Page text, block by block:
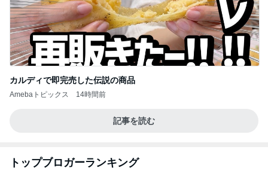
カルディで即完売した伝説の商品
Amebaトピックス 14時間前
記事を読む
トップブロガーランキング